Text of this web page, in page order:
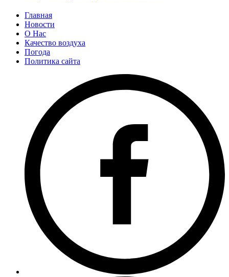
Главная
Новости
О Нас
Качество воздуха
Погода
Политика сайта